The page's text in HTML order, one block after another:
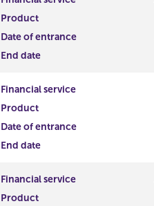
Product
Date of entrance
End date
Financial service
Product
Date of entrance
End date
Financial service
Product